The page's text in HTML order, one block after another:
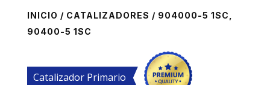
INICIO / CATALIZADORES / 904000-5 1SC,
90400-5 1SC
Catalizador Primario